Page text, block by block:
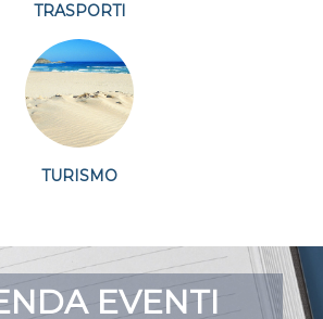
TRASPORTI
TURISMO
EVENTI